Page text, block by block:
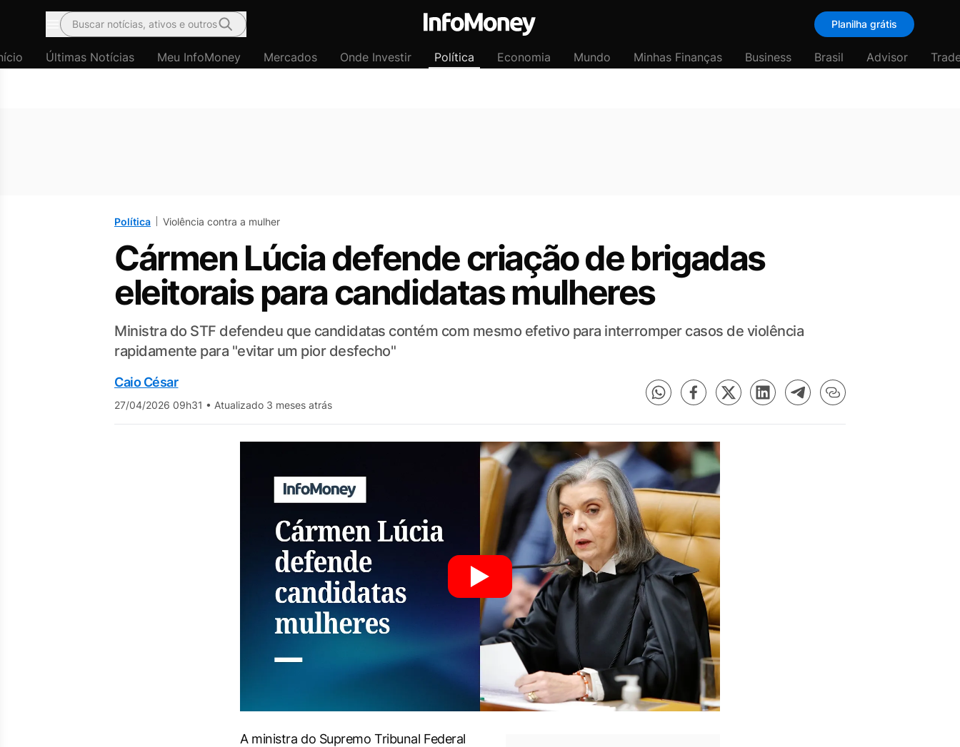
Menu
Buscar notícias, ativos e outros Planilha grátis
Últimas Notícias Meu InfoMoney Mercados Onde Investir Política Economia Mundo Minhas Finanças Business Brasil Advisor
Política Violência contra a mulher
Cármen Lúcia defende criação de brigadas
eleitorais para candidatas mulheres
Ministra do STF defendeu que candidatas contém com mesmo efetivo para interromper casos de violência
rapidamente para "evitar um pior desfecho"
Caio César
27/04/2026 09h31 • Atualizado 3 meses atrás
A ministra do Supremo Tribunal Federal